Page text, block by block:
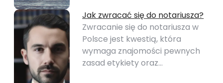
Jak zwracać się do notariusza?
Zwracanie się do notariusza w
Polsce jest kwestią, która
wymaga znajomości pewnych
zasad etykiety oraz…